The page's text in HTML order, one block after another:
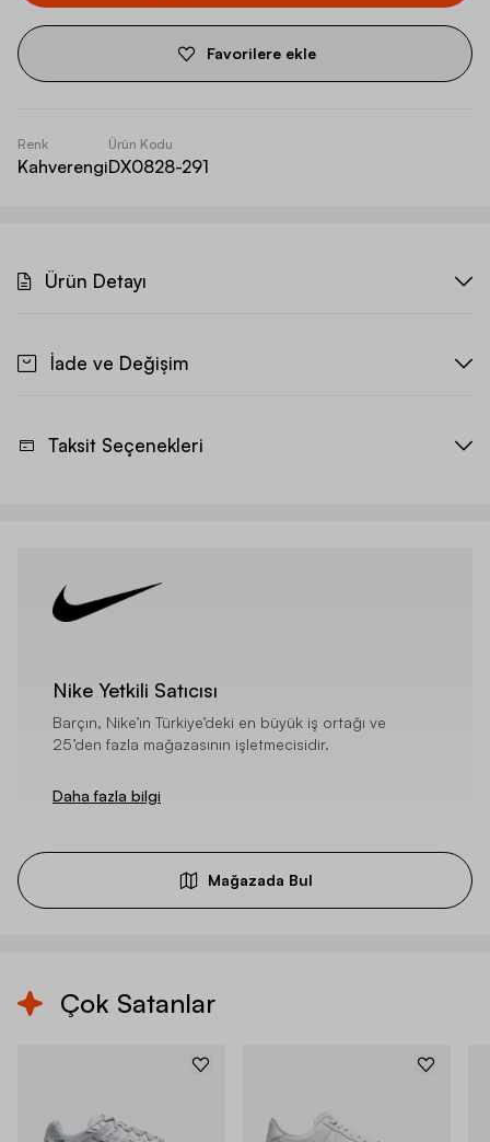
Favorilere ekle
Renk
Kahverengi
Ürün Kodu
DX0828-291
Ürün Detayı
İade ve Değişim
Taksit Seçenekleri
Nike Yetkili Satıcısı
Barçın, Nike’ın Türkiye’deki en büyük iş ortağı ve
25’den fazla mağazasının işletmecisidir.
Daha fazla bilgi
Mağazada Bul
Çok Satanlar